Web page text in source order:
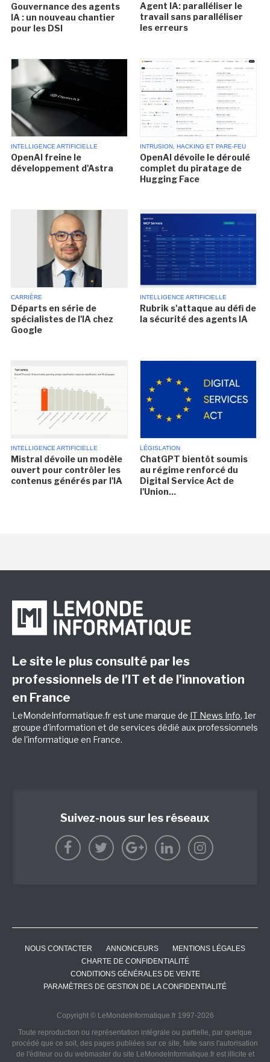
Gouvernance des agents
IA : un nouveau chantier
pour les DSI
Agent IA: paralléliser le
travail sans paralléliser
les erreurs
INTELLIGENCE ARTIFICIELLE
OpenAI freine le
développement d'Astra
INTRUSION, HACKING ET PARE-FEU
OpenAI dévoile le déroulé
complet du piratage de
Hugging Face
CARRIÈRE
Départs en série de
spécialistes de l'IA chez
Google
INTELLIGENCE ARTIFICIELLE
Rubrik s'attaque au défi de
la sécurité des agents IA
INTELLIGENCE ARTIFICIELLE
Mistral dévoile un modèle
ouvert pour contrôler les
contenus générés par l'IA
LÉGISLATION
ChatGPT bientôt soumis
au régime renforcé du
Digital Service Act de
l'Union...
Le site le plus consulté par les
professionnels de l’IT et de l’innovation
en France
LeMondeInformatique.fr est une marque de IT News Info, 1er
groupe d'information et de services dédié aux professionnels
de l'informatique en France.
Suivez-nous sur les réseaux
NOUS CONTACTER ANNONCEURS
MENTIONS LÉGALES
CHARTE DE CONFIDENTIALITÉ
CONDITIONS GÉNÉRALES DE VENTE
PARAMÈTRES DE GESTION DE LA CONFIDENTIALITÉ
Copyright © LeMondeInformatique.fr 1997-2026
Toute reproduction ou représentation intégrale ou partielle, par quelque
procédé que ce soit, des pages publiées sur ce site, faite sans l'autorisation
de l'éditeur ou du webmaster du site LeMondeInformatique.fr est illicite et